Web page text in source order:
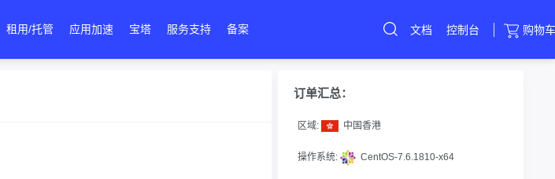
租用/托管 应用加速 宝塔 服务支持 备案 文档 控制台 购物车
订单汇总：
区域: 中国香港
操作系统: CentOS-7.6.1810-x64